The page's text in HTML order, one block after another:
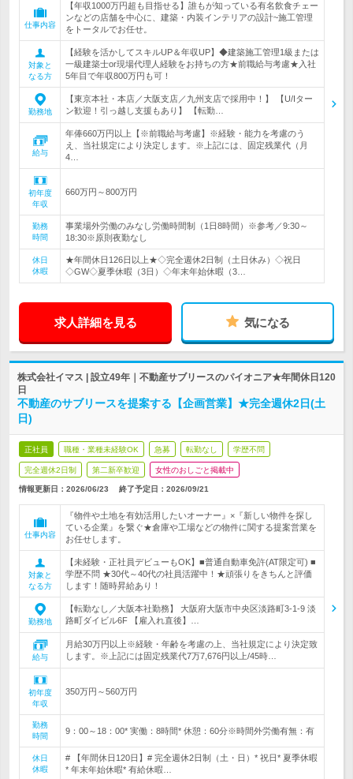
仕事内容
【年収1000万円超も目指せる】誰もが知っている有名飲食チェー
ンなどの店舗を中心に、建築・内装インテリアの設計~施工管理
をトータルでお任せ。
対象と
なる方
【経験を活かしてスキルUP＆年収UP】◆建築施工管理1級または
一級建築士or現場代理人経験をお持ちの方★前職給与考慮★入社
5年目で年収800万円も可！
勤務地
【東京本社・本店／大阪支店／九州支店で採用中！】 【U/Iター
ン歓迎！引っ越し支援もあり】 【転勤…
給与
年俸660万円以上【※前職給与考慮】※経験・能力を考慮のう
え、当社規定により決定します。※上記には、固定残業代（月
4…
初年度
年収
660万円～800万円
勤務
時間
事業場外労働のみなし労働時間制（1日8時間）※参考／9:30～
18:30※原則夜勤なし
休日
休暇
★年間休日126日以上★◇完全週休2日制（土日休み）◇祝日
◇GW◇夏季休暇（3日）◇年末年始休暇（3…
求人詳細を見る 気になる
株式会社イマス | 設立49年｜不動産サブリースのパイオニア★年間休日120
日
不動産のサブリースを提案する【企画営業】★完全週休2日(土
日)
正社員 職種・業種未経験OK 急募 転勤なし 学歴不問
完全週休2日制 第二新卒歓迎 女性のおしごと掲載中
情報更新日：2026/06/23 終了予定日： 2026/09/21
仕事内容
『物件や土地を有効活用したいオーナー』×『新しい物件を探し
ている企業』を繋ぐ★倉庫や工場などの物件に関する提案営業を
お任せします。
対象と
なる方
【未経験・正社員デビューもOK】■普通自動車免許(AT限定可) ■
学歴不問 ★30代～40代の社員活躍中！★頑張りをきちんと評価
します！随時昇給あり！
勤務地
【転勤なし／大阪本社勤務】 大阪府大阪市中央区淡路町3-1-9 淡
路町ダイビル6F 【雇入れ直後】…
給与
月給30万円以上※経験・年齢を考慮の上、当社規定により決定致
します。※上記には固定残業代7万7,676円以上/45時…
初年度
年収
350万円～560万円
勤務
時間
9：00～18：00* 実働：8時間* 休憩：60分※時間外労働有無：有
休日
休暇
# 【年間休日120日】# 完全週休2日制（土・日）* 祝日* 夏季休暇
* 年末年始休暇* 有給休暇…